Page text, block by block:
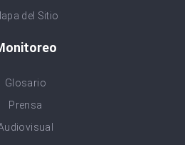
del Sitio
Glosario
Prensa